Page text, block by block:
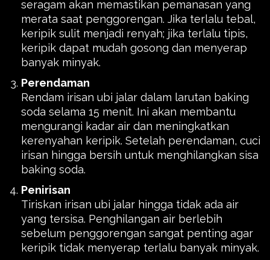
seragam akan memastikan pemanasan yang
merata saat penggorengan. Jika terlalu tebal,
keripik sulit menjadi renyah; jika terlalu tipis,
keripik dapat mudah gosong dan menyerap
banyak minyak.
Perendaman
Rendam irisan ubi jalar dalam larutan baking
soda selama 15 menit. Ini akan membantu
mengurangi kadar air dan meningkatkan
kerenyahan keripik. Setelah perendaman, cuci
irisan hingga bersih untuk menghilangkan sisa
baking soda.
Penirisan
Tiriskan irisan ubi jalar hingga tidak ada air
yang tersisa. Penghilangan air berlebih
sebelum penggorengan sangat penting agar
keripik tidak menyerap terlalu banyak minyak.